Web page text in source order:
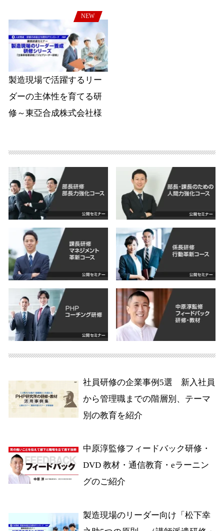
NEW
製造現場で活躍するリー
ダーの主体性を育てる研
修～東亞合成株式会社様
社員研修の企業事例5選 新入社員
から管理職までの階層別、テーマ
別の教育を紹介
中原淳監修フィードバック研修・
DVD 教材・通信教育・eラーニン
グのご紹介
製造現場のリーダー向け「松下幸